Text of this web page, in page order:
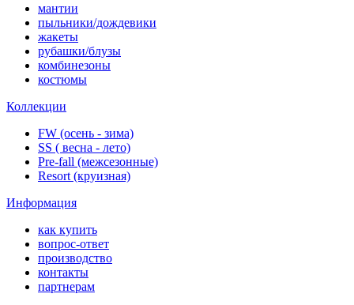
мантии
пыльники/дождевики
жакеты
рубашки/блузы
комбинезоны
костюмы
Коллекции
FW (осень - зима)
SS ( весна - лето)
Pre-fall (межсезонные)
Resort (круизная)
Информация
как купить
вопрос-ответ
производство
контакты
партнерам